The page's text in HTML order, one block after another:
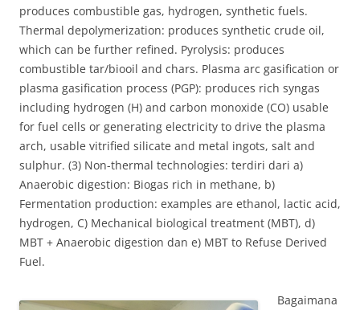
produces combustible gas, hydrogen, synthetic fuels.
Thermal depolymerization: produces synthetic crude oil,
which can be further refined. Pyrolysis: produces
combustible tar/biooil and chars. Plasma arc gasification or
plasma gasification process (PGP): produces rich syngas
including hydrogen (H) and carbon monoxide (CO) usable
for fuel cells or generating electricity to drive the plasma
arch, usable vitrified silicate and metal ingots, salt and
sulphur. (3) Non-thermal technologies: terdiri dari a)
Anaerobic digestion: Biogas rich in methane, b)
Fermentation production: examples are ethanol, lactic acid,
hydrogen, C) Mechanical biological treatment (MBT), d)
MBT + Anaerobic digestion dan e) MBT to Refuse Derived
Fuel.
Bagaimana